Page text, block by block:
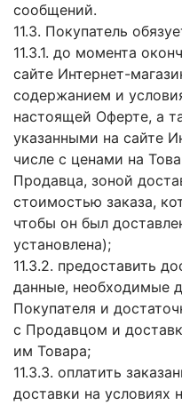
сообщений.
11.3. Покупатель
11.3.1. до момента
сайте Интернет-
содержанием и
настоящей Оферте, а
указанными на сайте
числе с ценами на
Продавца, зоной
стоимостью заказа,
чтобы он был
установлена);
11.3.2. предоставить
данные, необходимые
Покупателя и
с Продавцом и
им Товара;
11.3.3. оплатить
доставки на условиях